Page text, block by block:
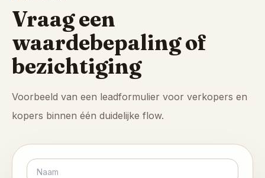
Vraag een
waardebepaling of
bezichtiging
Voorbeeld van een leadformulier voor verkopers en
kopers binnen één duidelijke flow.